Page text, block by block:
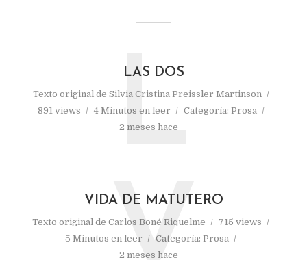
LAS DOS
Texto original de Silvia Cristina Preissler Martinson
891 views
4 Minutos en leer Categoría: Prosa
2 meses hace
L
VIDA DE MATUTERO
Texto original de Carlos Boné Riquelme
715 views
5 Minutos en leer
Categoría: Prosa
2 meses hace